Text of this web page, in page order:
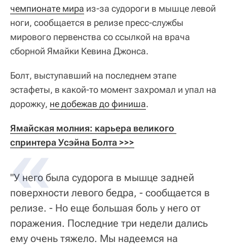
чемпионате мира из-за судороги в мышце левой
ноги, сообщается в релизе пресс-службы
мирового первенства со ссылкой на врача
сборной Ямайки Кевина Джонса.
Болт, выступавший на последнем этапе
эстафеты, в какой-то момент захромал и упал на
дорожку, не добежав до финиша.
Ямайская молния: карьера великого
спринтера Усэйна Болта >>>
"У него была судорога в мышце задней
поверхности левого бедра, - сообщается в
релизе. - Но еще большая боль у него от
поражения. Последние три недели дались
ему очень тяжело. Мы надеемся на